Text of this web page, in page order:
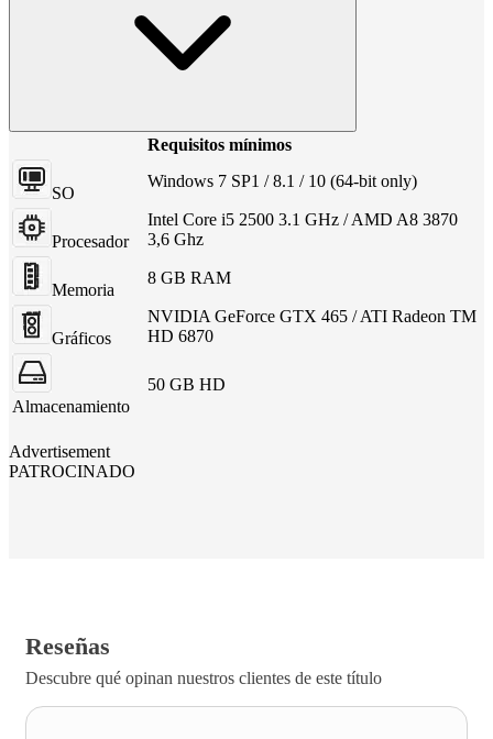
Requisitos mínimos
SO
Windows 7 SP1 / 8.1 / 10 (64-bit only)
Procesador
Intel Core i5 2500 3.1 GHz / AMD A8 3870
3,6 Ghz
Memoria
8 GB RAM
Gráficos
NVIDIA GeForce GTX 465 / ATI Radeon TM
HD 6870
Almacenamiento
50 GB HD
Advertisement
PATROCINADO
Reseñas
Descubre qué opinan nuestros clientes de este título